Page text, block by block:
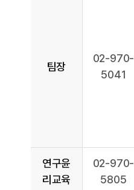
팀장
02-970-
5041
연구윤
리교육
02-970-
5805